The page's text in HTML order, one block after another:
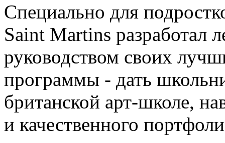
Специально для
Saint Martins разработал
руководством своих
программы - дать
британской арт-школе,
и качественного